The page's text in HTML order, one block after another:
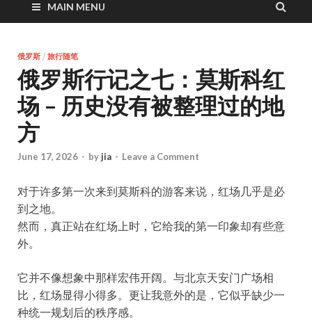
MAIN MENU
俄罗斯 / 旅行随笔
俄罗斯行记之七：莫斯科红
场 – 历史没有被整理过的地
方
June 17, 2026 - by jia - Leave a Comment
对于许多第一次来到莫斯科的游客来说，红场几乎是必
到之地。
然而，真正站在红场上时，它给我的第一印象却有些意
外。
它并不像想象中那样宏伟开阔。与北京天安门广场相
比，红场显得小得多。更让我意外的是，它似乎缺少一
种统一规划后的秩序感。